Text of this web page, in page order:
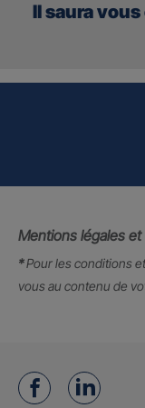
Il saura
Mentions légales
*Pour les conditions
vous au contenu de